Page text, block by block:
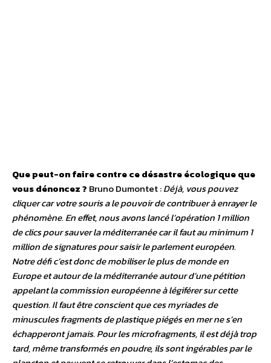
Que peut-on faire contre ce désastre écologique que
vous dénoncez ? Bruno Dumontet :Déjà, vous pouvez
cliquer car votre souris a le pouvoir de contribuer à enrayer le
phénomène. En effet, nous avons lancé l’opération 1 million
de clics pour sauver la méditerranée car il faut au minimum 1
million de signatures pour saisir le parlement européen.
Notre défi c’est donc de mobiliser le plus de monde en
Europe et autour de la méditerranée autour d’une pétition
appelant la commission européenne à légiférer sur cette
question. Il faut être conscient que ces myriades de
minuscules fragments de plastique piégés en mer ne s’en
échapperont jamais. Pour les microfragments, il est déjà trop
tard, même transformés en poudre, ils sont ingérables par le